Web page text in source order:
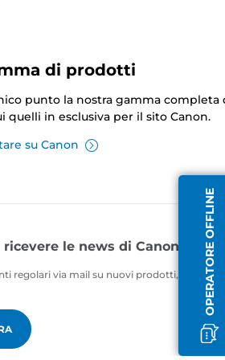
OPERATORE OFFLINE
di prodotti
punto la nostra gamma completa
quelli in esclusiva per il sito Canon.
su Canon
le news di Canon
regolari via mail su nuovi prodotti, consigli